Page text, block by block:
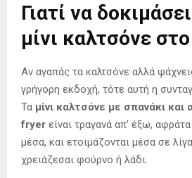
Γιατί να
μίνι καλτσόνε
Αν αγαπάς τα καλτσόνε αλλά
γρήγορη εκδοχή, τότε αυτή η
Τα μίνι καλτσόνε με σπανάκι
fryer είναι τραγανά απ’ έξω,
μέσα, και ετοιμάζονται μέσα σε
χρειάζεσαι φούρνο ή λάδι.